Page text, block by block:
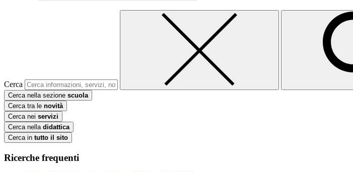
Cerca
Cerca nella sezione scuola
Cerca tra le novità
Cerca nei servizi
Cerca nella didattica
Cerca in tutto il sito
Ricerche frequenti